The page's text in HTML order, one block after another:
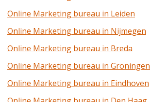
Online Marketing bureau in Leiden
Online Marketing bureau in Nijmegen
Online Marketing bureau in Breda
Online Marketing bureau in Groningen
Online Marketing bureau in Eindhoven